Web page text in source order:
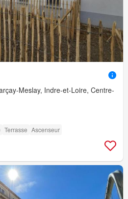
Meslay, Indre-et-Loire, Centre-
Terrasse Ascenseur